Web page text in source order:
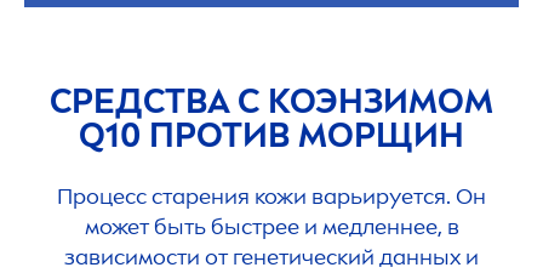
СРЕДСТВА С КОЭНЗИМОМ
Q10 ПРОТИВ МОРЩИН
Процесс старения кожи варьируется. Он
может быть быстрее и медленнее, в
зависимости от генетический данных и